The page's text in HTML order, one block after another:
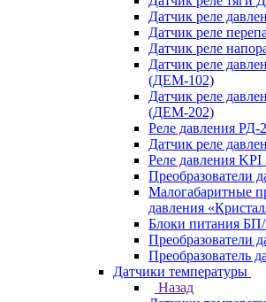
Датчик реле
Датчик реле
Датчик реле
Датчик реле
(ДЕМ-102)
Датчик реле
(ДЕМ-202)
Реле давления РД-
Датчик реле
Реле давления KPI
Преобразователи
Малогабаритные
давления
Блоки питания
Преобразователи
Преобразователь
Датчики температуры
Назад